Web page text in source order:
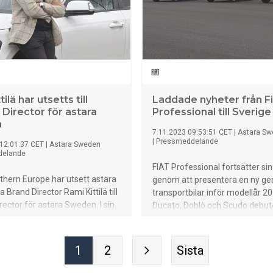
historiska "teleskopiska"
erbjuder uppdatering "Over the
tekniken (Non-Fungible-Token),
också gör sin debut på Nya
"blockchain-kort": ett krypterat
icke modifierbart register där
registreras. Märkets
fortfarande en referenspunkt i
viktfördelning, klassledande
och lätthet samt en extr
har utsetts till
Director för astara
CET
Astara Sweden
Europe har utsett astara
Brand Director Rami Kittilä till
för astara Sweden. I sin
Kia i Finland, och nu kan vi
Laddade nyheter från
Professional till Sverige
7.11.2023 09:53:51 CET
Astara
Pressmeddelande
FIAT Professional fortsätter
genom att presentera en ny
transportbilar inför modellår
Ducato, Doblò och Scudo
elektriska drivlinor.
1 2 Sista